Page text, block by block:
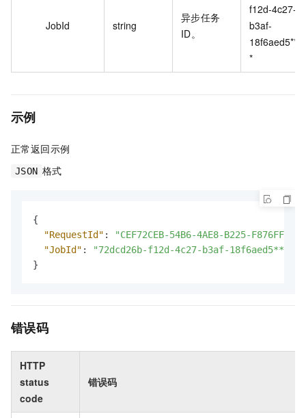
JobId string
异步任务
ID。
f12d-4c27-
b3af-
18f6aed5***
*
示例
正常返回示例
JSON 格式
{
"RequestId" :
"CEF72CEB-54B6-4AE8-B225-
"JobId" :
"72dcd26b-f12d-4c27-b3af-18f6aed5****"
}
错误码
HTTP
status
code
错误码